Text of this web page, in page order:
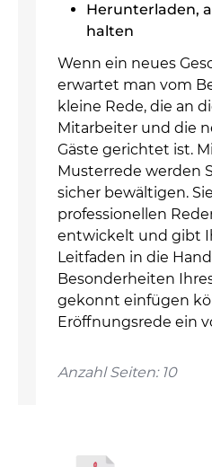
Herunterladen,
halten
Wenn ein neues
erwartet man vom
kleine Rede, die an
Mitarbeiter und die
Gäste gerichtet ist.
Musterrede werden
sicher bewältigen.
professionellen
entwickelt und gibt
Leitfaden in die
Besonderheiten
gekonnt einfügen
Eröffnungsrede ein
Anzahl Seiten: 10